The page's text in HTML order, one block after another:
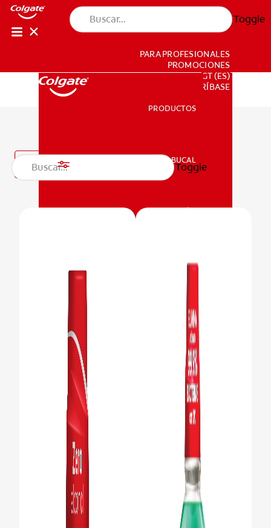
Toggle
SALUD BUCAL
CHEQUEO DE SALUD BUCAL
CORRESPONDENCIA DE PRODUCTOS
PARA PROFESIONALES
PROMOCIONES
PARA PROFESIONALES
PROMOCIONES
GT (ES)
SUSCRÍBASE
PRODUCTOS
SALUD BUCAL
Toggle
Filtro